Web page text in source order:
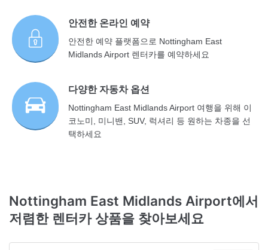
안전한 온라인 예약
안전한 예약 플랫폼으로 Nottingham East
Midlands Airport 렌터카를 예약하세요
다양한 자동차 옵션
Nottingham East Midlands Airport 여행을 위해 이
코노미, 미니밴, SUV, 럭셔리 등 원하는 차종을 선
택하세요
Nottingham East Midlands Airport에서
저렴한 렌터카 상품을 찾아보세요